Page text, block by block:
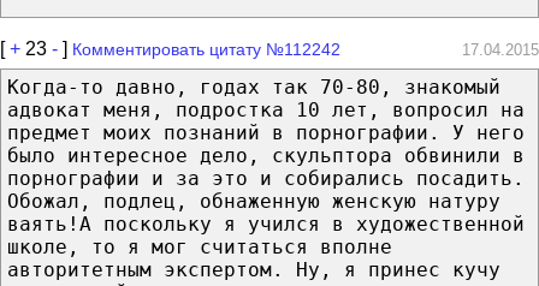
[+ 23 - ] Комментировать цитату №112242 17.04.2015
Когда-то давно, годах так 70-80, знакомый
адвокат меня, подростка 10 лет, вопросил на
предмет моих познаний в порнографии. У него
было интересное дело, скульптора обвинили в
порнографии и за это и собирались посадить.
Обожал, подлец, обнаженную женскую натуру
ваять!А поскольку я учился в художественной
школе, то я мог считаться вполне
авторитетным экспертом. Ну, я принес кучу